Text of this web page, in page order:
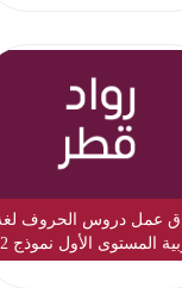
عمل دروس الحروف
المستوى الأول نموذج 2